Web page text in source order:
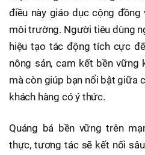
điều này giáo dục cộng
môi trường. Người tiêu dùng
hiệu tạo tác động tích cực
nông sản, cam kết bền
mà còn giúp bạn nổi bật giữa
khách hàng có ý thức.
Quảng bá bền vững trên
thực, tương tác sẽ kết nối